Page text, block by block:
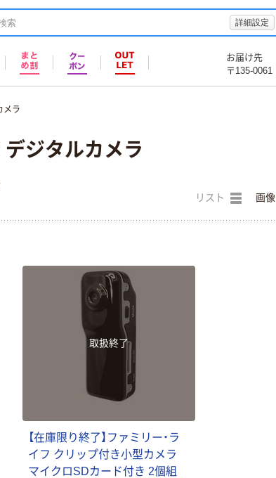
詳細設定
お届け先
〒135-0061
メラ
デジタルカメラ
リスト 画像
取扱終了
【在庫限り終了】ファミリー・ラ
イフ クリップ付き小型カメラ
マイクロSDカード付き 2個組